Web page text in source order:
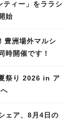
ティー」をララシ
始
豊洲場外マルシ
時開催です！
祭り 2026 in ア
ェア、8月4日の